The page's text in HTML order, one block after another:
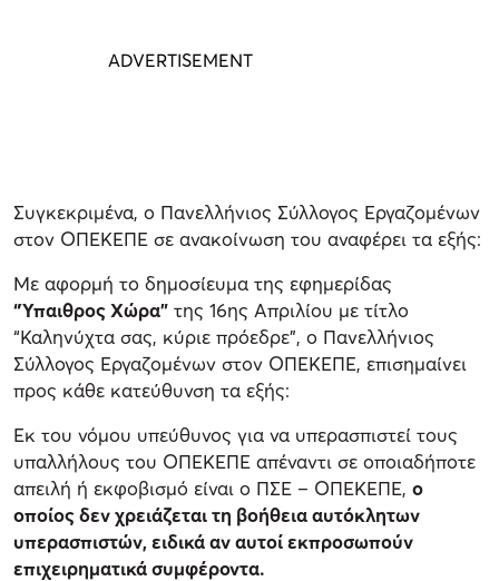
Συγκεκριμένα, ο Πανελλήνιος Σύλλογος Εργαζομένων
στον ΟΠΕΚΕΠΕ σε ανακοίνωση του αναφέρει τα εξής:
Με αφορμή το δημοσίευμα της εφημερίδας
“Ύπαιθρος Χώρα” της 16ης Απριλίου με τίτλο
“Καληνύχτα σας, κύριε πρόεδρε”, ο Πανελλήνιος
Σύλλογος Εργαζομένων στον ΟΠΕΚΕΠΕ, επισημαίνει
προς κάθε κατεύθυνση τα εξής:
Εκ του νόμου υπεύθυνος για να υπερασπιστεί τους
υπαλλήλους του ΟΠΕΚΕΠΕ απέναντι σε οποιαδήποτε
απειλή ή εκφοβισμό είναι ο ΠΣΕ – ΟΠΕΚΕΠΕ, ο
οποίος δεν χρειάζεται τη βοήθεια αυτόκλητων
υπερασπιστών, ειδικά αν αυτοί εκπροσωπούν
επιχειρηματικά συμφέροντα.